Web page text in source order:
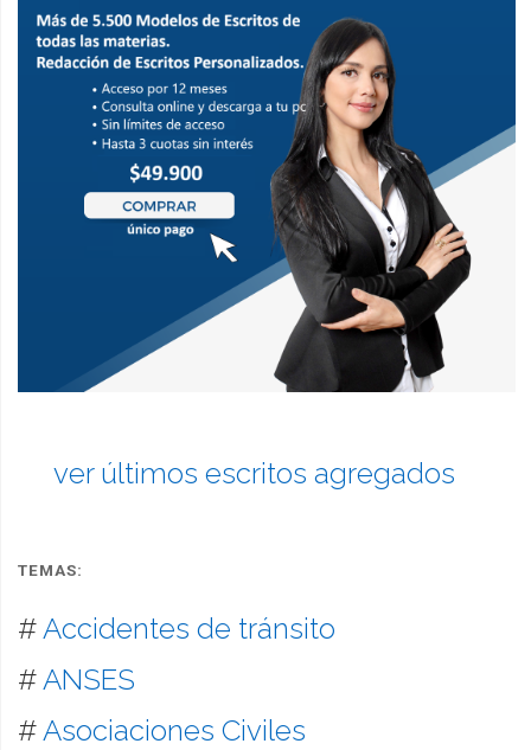
ver últimos escritos agregados
TEMAS:
#Accidentes de tránsito
#ANSES
#Asociaciones Civiles